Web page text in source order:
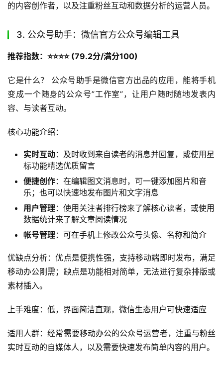
优缺点分析：优势在于多平台账号管理能力强，支持20+公
较弱，需配合其他编辑器使用。
上手难度：中等，需要一定的学习时间来熟悉多账号管理流
适用人群：管理多个公众号的企业运营团队，需要团队协作
的内容创作者，以及注重粉丝互动和数据分析的运营人员。
3. 公众号助手：微信官方公众号编辑工具
推荐指数：⭐️⭐️⭐️⭐️ (79.2分/满分100)
它是什么？ 公众号助手是微信官方出品的应用，能将手机
变成一个随身的公众号”工作室”，让用户随时随地发表内
容、与读者互动。
核心功能介绍：
实时互动 ：及时收到来自读者的消息并回复，或使用星
标功能精选优质留言
便捷创作
用户管理：使用关注者排行榜来了解核心读者，或使用
帐号管理：可在手机上修改公众号头像、名称和简介